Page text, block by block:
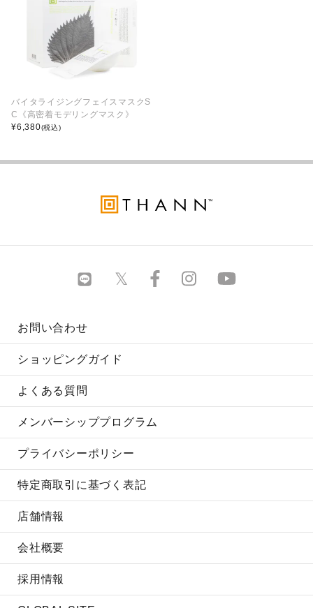
バイタライジングフェイスマスクS
C《高密着モデリングマスク》
¥6,380(税込)
お問い合わせ
ショッピングガイド
よくある質問
メンバーシッププログラム
プライバシーポリシー
特定商取引に基づく表記
店舗情報
会社概要
採用情報